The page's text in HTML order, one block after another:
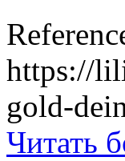
https://
gold-
Читать